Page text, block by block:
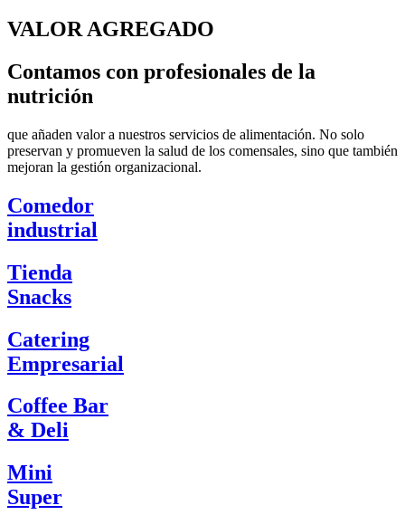
VALOR AGREGADO
Contamos con profesionales de la
nutrición
que añaden valor a nuestros servicios de alimentación. No solo
preservan y promueven la salud de los comensales, sino que también
mejoran la gestión organizacional.
Comedor
industrial
Tienda
Snacks
Catering
Empresarial
Coffee Bar
& Deli
Mini
Super